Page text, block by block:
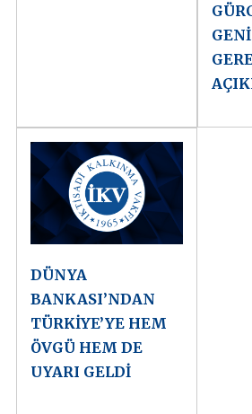
DÜNYA
BANKASI’NDAN
TÜRKİYE’YE HEM
ÖVGÜ HEM DE
UYARI GELDİ